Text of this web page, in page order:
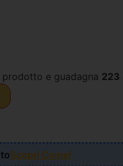
e guadagna 223
Scopri Come!